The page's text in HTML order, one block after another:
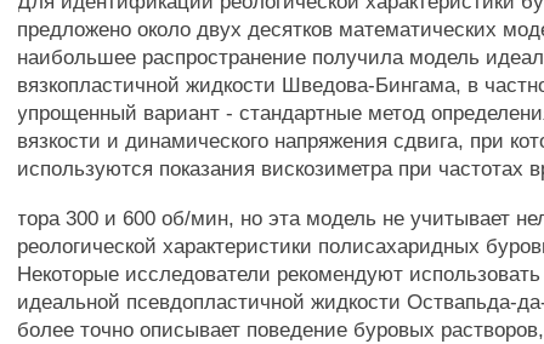
предложено около двух десятков математических
наибольшее распространение получила модель
вязкопластичной жидкости Шведова-Бингама, в
упрощенный вариант - стандартные метод
вязкости и динамического напряжения сдвига, при
используются показания вискозиметра при частотах
тора 300 и 600 об/мин, но эта модель не учитывает
реологической характеристики полисахаридных
Некоторые исследователи рекомендуют
идеальной псевдопластичной жидкости Оствапьда-
более точно описывает поведение буровых